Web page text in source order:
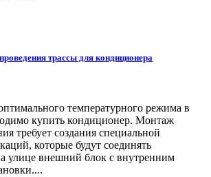
трассы для кондиционера
температурного режима в
купить кондиционер. Монтаж
требует создания специальной
которые будут соединять
улице внешний блок с внутренним